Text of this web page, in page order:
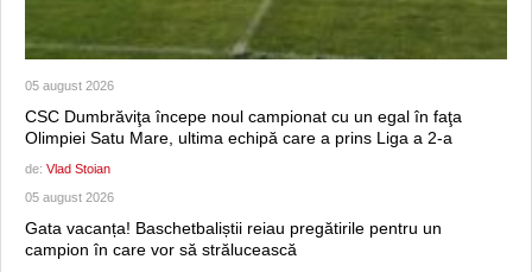
05 august 2026
CSC Dumbrăviţa începe noul campionat cu un egal în faţa
Olimpiei Satu Mare, ultima echipă care a prins Liga a 2-a
de: Vlad Stoian
05 august 2026
Gata vacanța! Baschetbaliștii reiau pregătirile pentru un
campion în care vor să strălucească